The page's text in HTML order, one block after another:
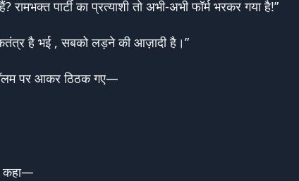
रामभक्त पार्टी का प्रत्याशी तो अभी-अभी फॉर्म भरकर गया है!”
है भई , सबको लड़ने की आज़ादी है।”
पर आकर ठिठक गए—
कहा—